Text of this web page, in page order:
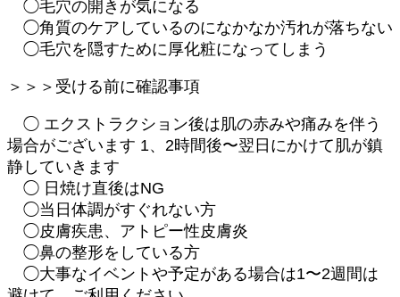
◯毛穴の開きが気になる
◯角質のケアしているのになかなか汚れが落ちない
◯毛穴を隠すために厚化粧になってしまう
＞＞＞受ける前に確認事項
◯ エクストラクション後は肌の赤みや痛みを伴う
場合がございます 1、2時間後〜翌日にかけて肌が鎮
静していきます
◯ 日焼け直後はNG
◯当日体調がすぐれない方
◯皮膚疾患、アトピー性皮膚炎
◯鼻の整形をしている方
◯大事なイベントや予定がある場合は1〜2週間は